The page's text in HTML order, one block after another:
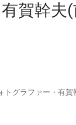
賀幹夫(
トグラファー・有賀